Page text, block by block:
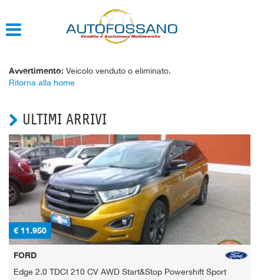
Avvertimento: Veicolo venduto o eliminato.
Ritorna alla home
ULTIMI ARRIVI
€ 11.950
FORD
Edge 2.0 TDCI 210 CV AWD Start&Stop Powershift Sport